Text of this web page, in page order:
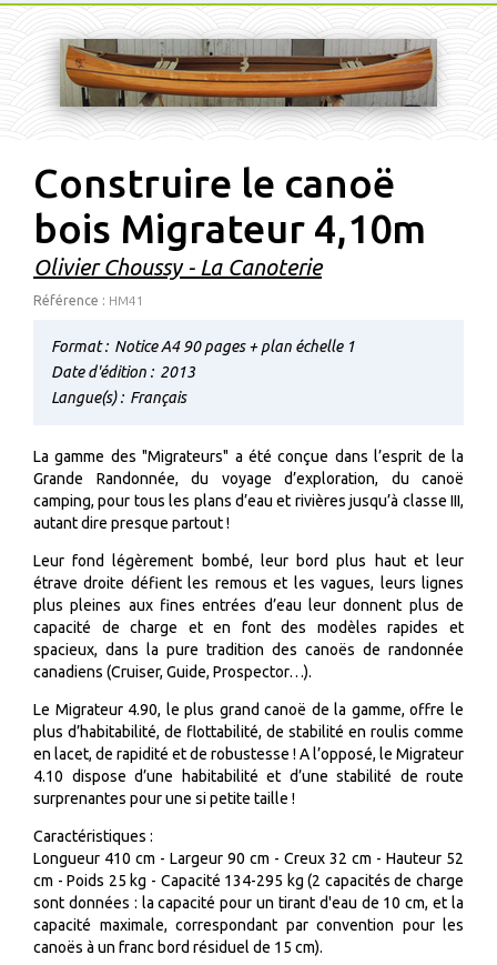
Construire le canoë
bois Migrateur 4,10m
Olivier Choussy - La Canoterie
Référence : HM41
Format : Notice A4 90 pages + plan échelle 1
Date d'édition : 2013
Langue(s) : Français
La gamme des "Migrateurs" a été conçue dans l’esprit de la
Grande Randonnée, du voyage d’exploration, du canoë
camping, pour tous les plans d’eau et rivières jusqu’à classe III,
autant dire presque partout !
Leur fond légèrement bombé, leur bord plus haut et leur
étrave droite défient les remous et les vagues, leurs lignes
plus pleines aux fines entrées d’eau leur donnent plus de
capacité de charge et en font des modèles rapides et
spacieux, dans la pure tradition des canoës de randonnée
canadiens (Cruiser, Guide, Prospector…).
Le Migrateur 4.90, le plus grand canoë de la gamme, offre le
plus d’habitabilité, de flottabilité, de stabilité en roulis comme
en lacet, de rapidité et de robustesse ! A l’opposé, le Migrateur
4.10 dispose d’une habitabilité et d’une stabilité de route
surprenantes pour une si petite taille !
Caractéristiques :
Longueur 410 cm - Largeur 90 cm - Creux 32 cm - Hauteur 52
cm - Poids 25 kg - Capacité 134-295 kg (2 capacités de charge
sont données : la capacité pour un tirant d'eau de 10 cm, et la
capacité maximale, correspondant par convention pour les
canoës à un franc bord résiduel de 15 cm).